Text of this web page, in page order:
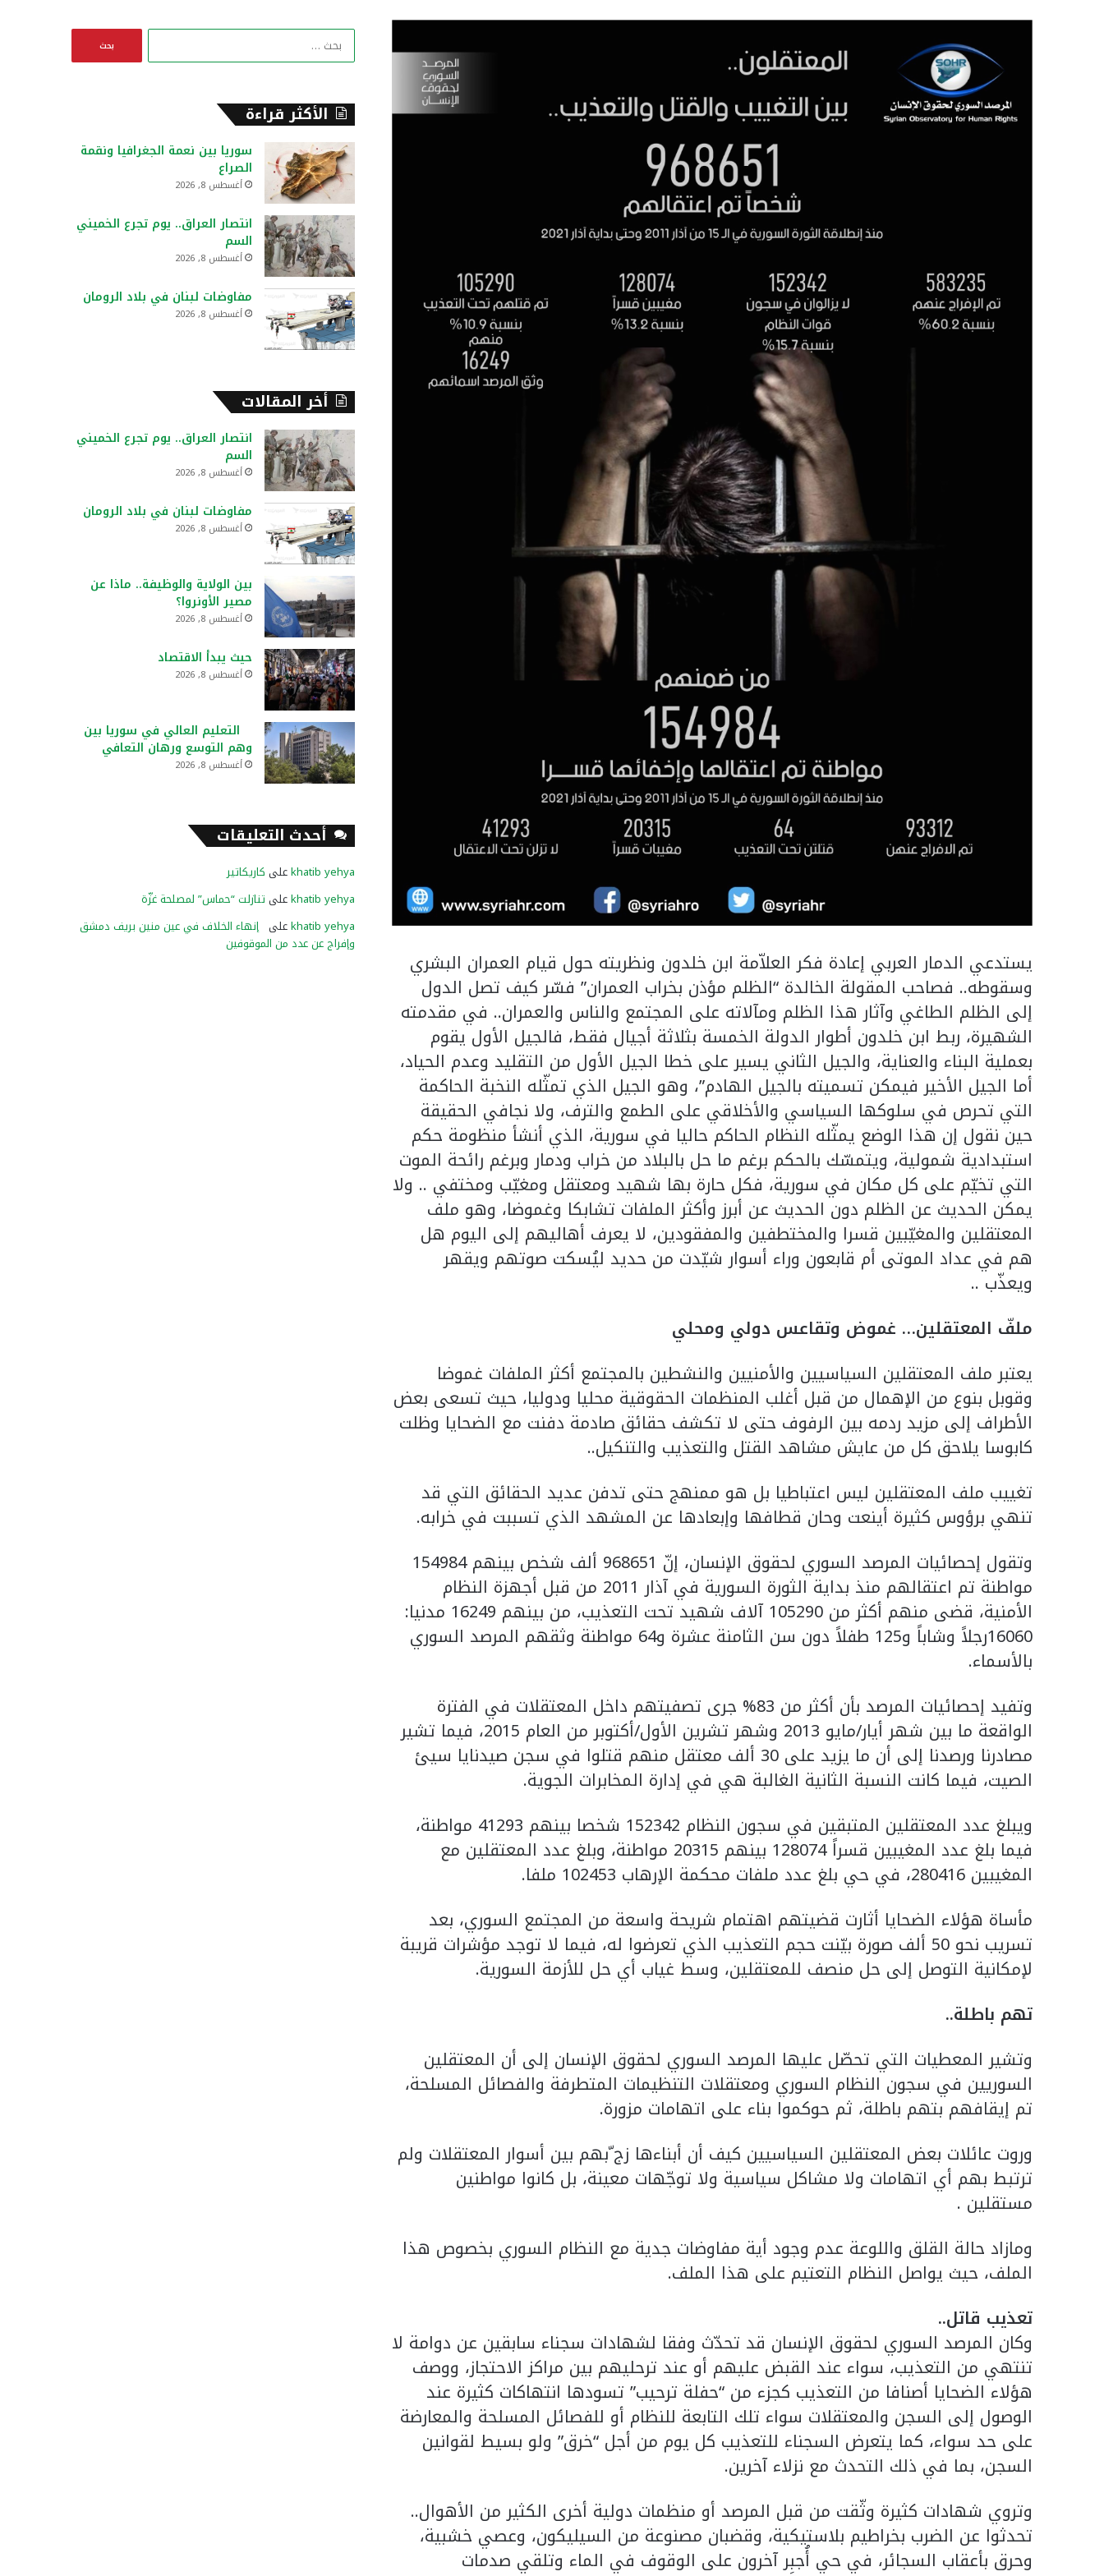
يستدعي الدمار العربي إعادة فكر العلاّمة ابن خلدون ونظريته حول قيام العمران البشري
وسقوطه.. فصاحب المقولة الخالدة “الظلم مؤذن بخراب العمران” فسّر كيف تصل الدول
إلى الظلم الطاغي وآثار هذا الظلم ومآلاته على المجتمع والناس والعمران.. في مقدمته
الشهيرة، ربط ابن خلدون أطوار الدولة الخمسة بثلاثة أجيال فقط، فالجيل الأول يقوم
بعملية البناء والعناية، والجيل الثاني يسير على خطا الجيل الأول من التقليد وعدم الحياد،
أما الجيل الأخير فيمكن تسميته بالجيل الهادم”، وهو الجيل الذي تمثّله النخبة الحاكمة
التي تحرص في سلوكها السياسي والأخلاقي على الطمع والترف، ولا نجافي الحقيقة
حين نقول إن هذا الوضع يمثّله النظام الحاكم حاليا في سورية، الذي أنشأ منظومة حكم
استبدادية شمولية، ويتمسّك بالحكم برغم ما حل بالبلاد من خراب ودمار وبرغم رائحة الموت
التي تخيّم على كل مكان في سورية، فكل حارة بها شهيد ومعتقل ومغيّب ومختفي .. ولا
يمكن الحديث عن الظلم دون الحديث عن أبرز وأكثر الملفات تشابكا وغموضا، وهو ملف
المعتقلين والمغيّبين قسرا والمختطفين والمفقودين، لا يعرف أهاليهم إلى اليوم هل
هم في عداد الموتى أم قابعون وراء أسوار شيّدت من حديد ليُسكت صوتهم ويقهر
ويعذّب ..
ملفّ المعتقلين… غموض وتقاعس دولي ومحلي
يعتبر ملف المعتقلين السياسيين والأمنيين والنشطين بالمجتمع أكثر الملفات غموضا
وقوبل بنوع من الإهمال من قبل أغلب المنظمات الحقوقية محليا ودوليا، حيث تسعى بعض
الأطراف إلى مزيد ردمه بين الرفوف حتى لا تكشف حقائق صادمة دفنت مع الضحايا وظلت
كابوسا يلاحق كل من عايش مشاهد القتل والتعذيب والتنكيل..
تغييب ملف المعتقلين ليس اعتباطيا بل هو ممنهج حتى تدفن عديد الحقائق التي قد
تنهي برؤوس كثيرة أينعت وحان قطافها وإبعادها عن المشهد الذي تسببت في خرابه.
وتقول إحصائيات المرصد السوري لحقوق الإنسان، إنّ 968651 ألف شخص بينهم 154984
مواطنة تم اعتقالهم منذ بداية الثورة السورية في آذار 2011 من قبل أجهزة النظام
الأمنية، قضى منهم أكثر من 105290 آلاف شهيد تحت التعذيب، من بينهم 16249 مدنيا:
16060رجلاً وشاباً و125 طفلاً دون سن الثامنة عشرة و64 مواطنة وثقهم المرصد السوري
بالأسماء.
وتفيد إحصائيات المرصد بأن أكثر من 83% جرى تصفيتهم داخل المعتقلات في الفترة
الواقعة ما بين شهر أيار/مايو 2013 وشهر تشرين الأول/أكتوبر من العام 2015، فيما تشير
مصادرنا ورصدنا إلى أن ما يزيد على 30 ألف معتقل منهم قتلوا في سجن صيدنايا سيئ
الصيت، فيما كانت النسبة الثانية الغالبة هي في إدارة المخابرات الجوية.
ويبلغ عدد المعتقلين المتبقين في سجون النظام 152342 شخصا بينهم 41293 مواطنة،
فيما بلغ عدد المغيبين قسراً 128074 بينهم 20315 مواطنة، وبلغ عدد المعتقلين مع
المغيبين 280416، في حي بلغ عدد ملفات محكمة الإرهاب 102453 ملفا.
مأساة هؤلاء الضحايا أثارت قضيتهم اهتمام شريحة واسعة من المجتمع السوري، بعد
تسريب نحو 50 ألف صورة بيّنت حجم التعذيب الذي تعرضوا له، فيما لا توجد مؤشرات قريبة
لإمكانية التوصل إلى حل منصف للمعتقلين، وسط غياب أي حل للأزمة السورية.
تهم باطلة..
وتشير المعطيات التي تحصّل عليها المرصد السوري لحقوق الإنسان إلى أن المعتقلين
السوريين في سجون النظام السوري ومعتقلات التنظيمات المتطرفة والفصائل المسلحة،
تم إيقافهم بتهم باطلة، ثم حوكموا بناء على اتهامات مزورة.
وروت عائلات بعض المعتقلين السياسيين كيف أن أبناءها زج ّبهم بين أسوار المعتقلات ولم
ترتبط بهم أي اتهامات ولا مشاكل سياسية ولا توجّهات معينة، بل كانوا مواطنين
مستقلين .
ومازاد حالة القلق واللوعة عدم وجود أية مفاوضات جدية مع النظام السوري بخصوص هذا
الملف، حيث يواصل النظام التعتيم على هذا الملف.
تعذيب قاتل..
وكان المرصد السوري لحقوق الإنسان قد تحدّث وفقا لشهادات سجناء سابقين عن دوامة لا
تنتهي من التعذيب، سواء عند القبض عليهم أو عند ترحليهم بين مراكز الاحتجاز، ووصف
هؤلاء الضحايا أصنافا من التعذيب كجزء من “حفلة ترحيب” تسودها انتهاكات كثيرة عند
الوصول إلى السجن والمعتقلات سواء تلك التابعة للنظام أو للفصائل المسلحة والمعارضة
على حد سواء، كما يتعرض السجناء للتعذيب كل يوم من أجل “خرق” ولو بسيط لقوانين
السجن، بما في ذلك التحدث مع نزلاء آخرين.
وتروي شهادات كثيرة وثّقت من قبل المرصد أو منظمات دولية أخرى الكثير من الأهوال..
تحدثوا عن الضرب بخراطيم بلاستيكية، وقضبان مصنوعة من السيليكون، وعصي خشبية،
وحرق بأعقاب السجائر، في حي أُجبِر آخرون على الوقوف في الماء وتلقي صدمات
ا
ن
:
الأكثر قراءة
سوريا بين نعمة الجغرافيا ونقمة
الصراع
أغسطس 8, 2026
انتصار العراق.. يوم تجرع الخميني
السم
أغسطس 8, 2026
مفاوضات لبنان في بلاد الرومان
أغسطس 8, 2026
أخر المقالات
انتصار العراق.. يوم تجرع الخميني
السم
أغسطس 8, 2026
مفاوضات لبنان في بلاد الرومان
أغسطس 8, 2026
بين الولاية والوظيفة.. ماذا عن
مصير الأونروا؟
أغسطس 8, 2026
حيث يبدأ الاقتصاد
أغسطس 8, 2026
التعليم العالي في سوريا بين
وهم التوسع ورهان التعافي
أغسطس 8, 2026
أحدث التعليقات
khatib yehyaعلى كاريكاتير
khatib yehyaعلى تنازلت “حماس” لمصلحة غزّة
khatib yehyaعلى إنهاء الخلاف في عين منين بريف دمشق
وإفراج عن عدد من الموقوفين